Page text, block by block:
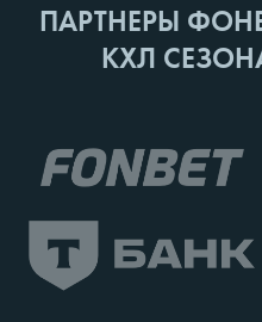
ПАРТНЕРЫ
КХЛ